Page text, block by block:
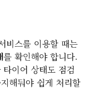
비스를 이용할 때는
를 확인해야 합니다.
이어 상태도 점검
해둬야 쉽게 처리할